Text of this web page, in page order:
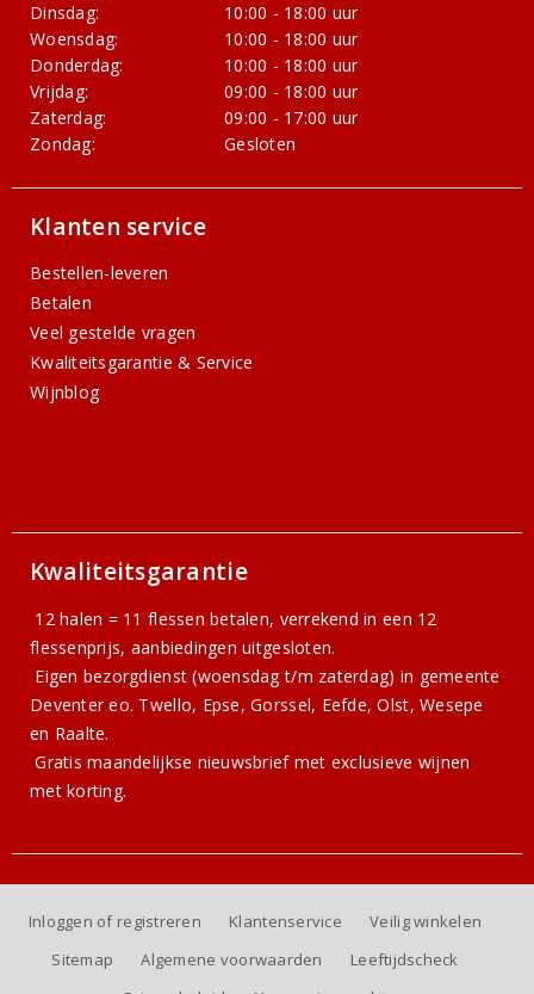
Dinsdag:
10:00 - 18:00 uur
Woensdag:
10:00 - 18:00 uur
Donderdag:
10:00 - 18:00 uur
Vrijdag:
09:00 - 18:00 uur
Zaterdag:
09:00 - 17:00 uur
Zondag:
Gesloten
Klanten service
Bestellen-leveren
Betalen
Veel gestelde vragen
Kwaliteitsgarantie & Service
Wijnblog
Kwaliteitsgarantie
12 halen = 11 flessen betalen, verrekend in een 12
flessenprijs, aanbiedingen uitgesloten.
Eigen bezorgdienst (woensdag t/m zaterdag) in gemeente
Deventer eo. Twello, Epse, Gorssel, Eefde, Olst, Wesepe
en Raalte.
Gratismaandelijkse nieuwsbriefmet exclusieve wijnen
met korting.
Inloggen of registreren Klantenservice
Veilig winkelen
Sitemap
Algemene voorwaarden
Leeftijdscheck